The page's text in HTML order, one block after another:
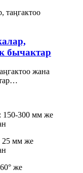
бычактар
жана
150-300 мм же
25 мм же
же